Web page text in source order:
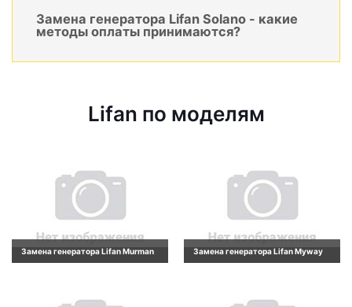
Замена генератора Lifan Solano - какие
методы оплаты принимаются?
Lifan по моделям
Замена генератора Lifan Murman Замена генератора Lifan Myway